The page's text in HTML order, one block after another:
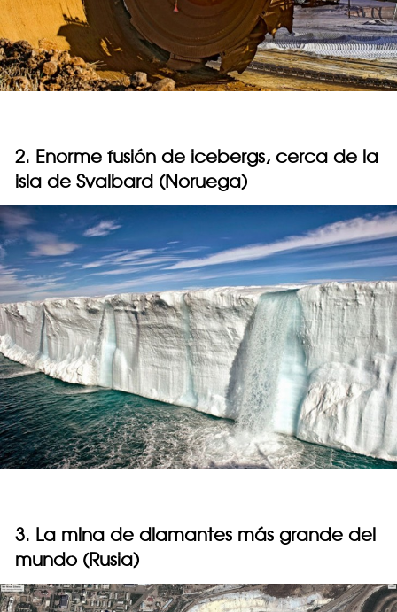
2. Enorme fusión de icebergs, cerca de la
isla de Svalbard (Noruega)
3. La mina de diamantes más grande del
mundo (Rusia)